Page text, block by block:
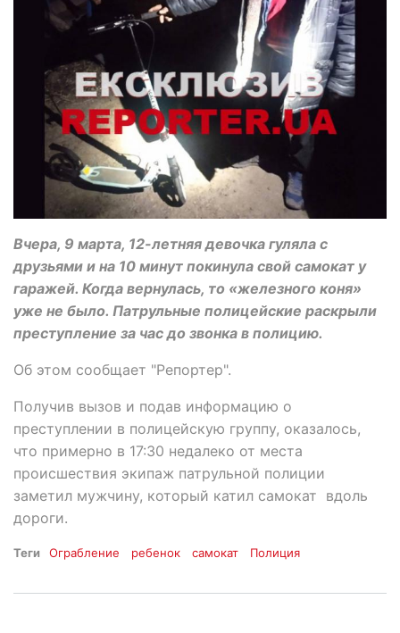
Вчера, 9 марта, 12-летняя девочка гуляла с
друзьями и на 10 минут покинула свой самокат у
гаражей. Когда вернулась, то «железного коня»
уже не было. Патрульные полицейские раскрыли
преступление за час до звонка в полицию.
Об этом сообщает "Репортер".
Получив вызов и подав информацию о
преступлении в полицейскую группу, оказалось,
что примерно в 17:30 недалеко от места
происшествия экипаж патрульной полиции
заметил мужчину, который катил самокат вдоль
дороги.
Теги Ограбление ребенок самокат Полиция